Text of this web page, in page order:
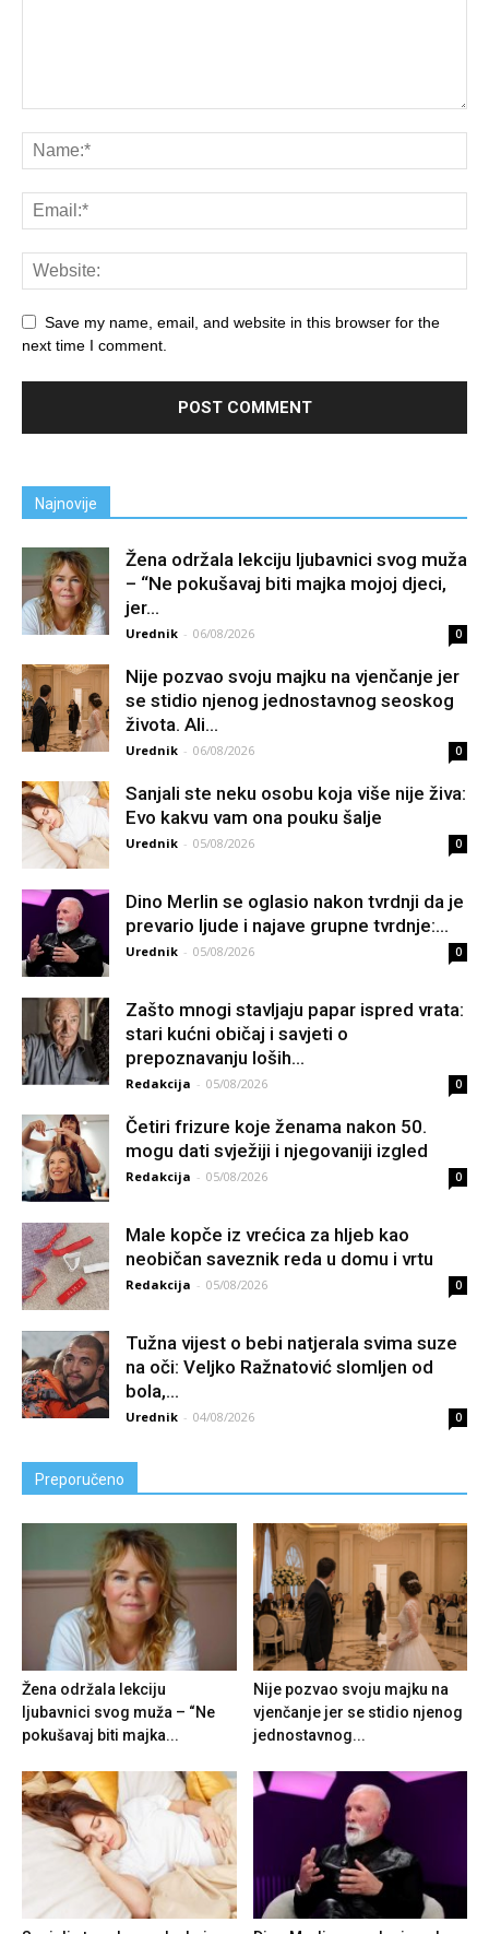
Save my name, email, and website in this browser for the
next time I comment.
Najnovije
Žena održala lekciju ljubavnici svog muža
– “Ne pokušavaj biti majka mojoj djeci,
jer...
Urednik - 06/08/2026 0
Nije pozvao svoju majku na vjenčanje jer
se stidio njenog jednostavnog seoskog
života. Ali...
Urednik - 06/08/2026 0
Sanjali ste neku osobu koja više nije živa:
Evo kakvu vam ona pouku šalje
Urednik - 05/08/2026 0
Dino Merlin se oglasio nakon tvrdnji da je
prevario ljude i najave grupne tvrdnje:...
Urednik - 05/08/2026 0
Zašto mnogi stavljaju papar ispred vrata:
stari kućni običaj i savjeti o
prepoznavanju loših...
Redakcija - 05/08/2026 0
Četiri frizure koje ženama nakon 50.
mogu dati svježiji i njegovaniji izgled
Redakcija - 05/08/2026 0
Male kopče iz vrećica za hljeb kao
neobičan saveznik reda u domu i vrtu
Redakcija - 05/08/2026 0
Tužna vijest o bebi natjerala svima suze
na oči: Veljko Ražnatović slomljen od
boIa,...
Urednik - 04/08/2026 0
Preporučeno
Žena održala lekciju
ljubavnici svog muža – “Ne
pokušavaj biti majka...
Nije pozvao svoju majku na
vjenčanje jer se stidio njenog
jednostavnog...